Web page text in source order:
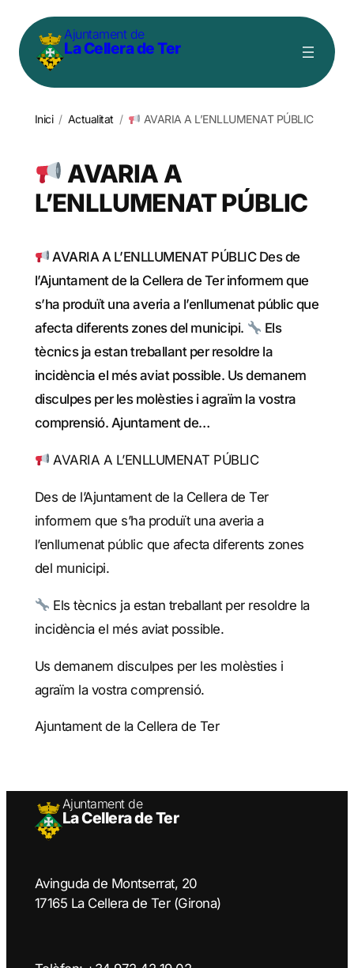
contingut
Ajuntament de
La Cellera de Ter
Inici / Actualitat / AVARIA A L’ENLLUMENAT PÚBLIC
AVARIA A
L’ENLLUMENAT PÚBLIC
AVARIA A L’ENLLUMENAT PÚBLIC Des de
l’Ajuntament de la Cellera de Ter informem que
s’ha produït una averia a l’enllumenat públic que
afecta diferents zones del municipi.
Els
tècnics ja estan treballant per resoldre la
incidència el més aviat possible. Us demanem
disculpes per les molèsties i agraïm la vostra
comprensió. Ajuntament de…
AVARIA A L’ENLLUMENAT PÚBLIC
Des de l’Ajuntament de la Cellera de Ter
informem que s’ha produït una averia a
l’enllumenat públic que afecta diferents zones
del municipi.
Els tècnics ja estan treballant per resoldre la
incidència el més aviat possible.
Us demanem disculpes per les molèsties i
agraïm la vostra comprensió.
Ajuntament de la Cellera de Ter
Ajuntament de
La Cellera de Ter
Avinguda de Montserrat, 20
17165 La Cellera de Ter (Girona)